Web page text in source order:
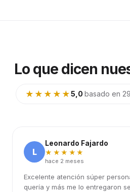
Lo que dicen
★★★★★5,0·basado en
L
Leonardo Fajardo
★★★★★
hace 2 meses
Excelente atención súper
quería y más me lo entregaron